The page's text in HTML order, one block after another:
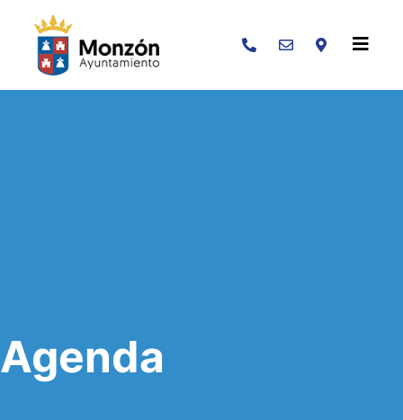
Buscar
Agenda